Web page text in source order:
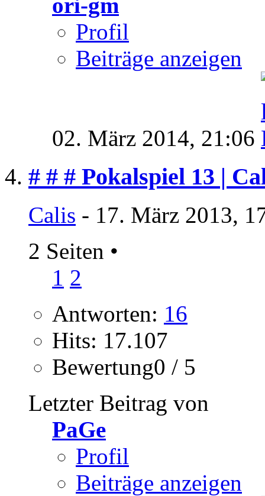
ori-gm
Profil
Beiträge anzeigen
02. März 2014, 21:06
# # # Pokalspiel 13 |
Calis - 17. März 2013,
2 Seiten •
1 2
Antworten: 16
Hits: 17.107
Bewertung0 / 5
Letzter Beitrag von
PaGe
Profil
Beiträge anzeigen